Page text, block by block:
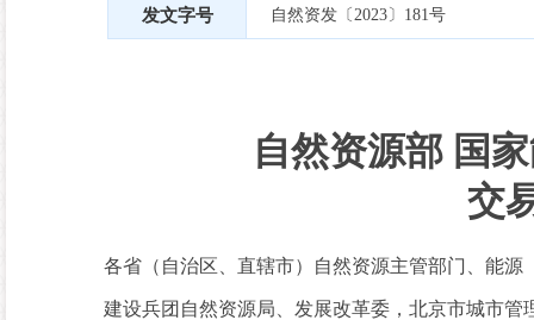
发文字号 自然资发〔2023〕181号
自然资源部 国
交
各省（自治区、直辖市）自然资源主管部门、能
建设兵团自然资源局、发展改革委，北京市城市管